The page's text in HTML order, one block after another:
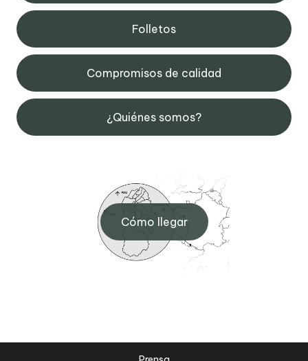
Folletos
Compromisos de calidad
¿Quiénes somos?
Cómo llegar